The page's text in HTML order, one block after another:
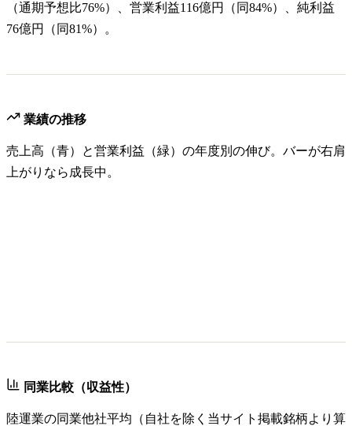
（通期予想比76%）、営業利益116億円（同84%）、純利益
76億円（同81%）。
業績の推移
売上高（青）と営業利益（緑）の年度別の伸び。バーが右肩
上がりなら成長中。
同業比較（収益性）
陸運業の同業他社平均（自社を除く当サイト掲載銘柄より算